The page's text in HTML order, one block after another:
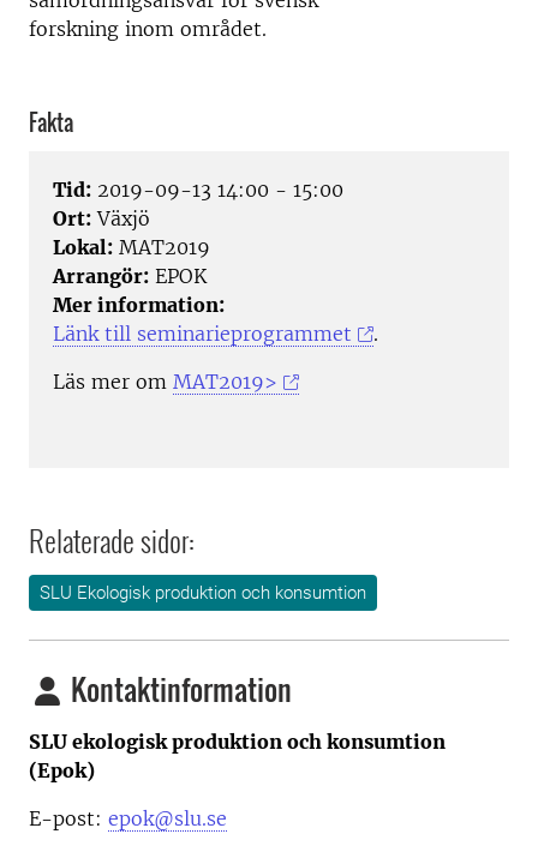
forskning inom området.
Fakta
Tid: 2019-09-13 14:00 - 15:00
Ort: Växjö
Lokal: MAT2019
Arrangör: EPOK
Mer information:
Länk till seminarieprogrammet
.
Läs mer om MAT2019>
Relaterade sidor:
SLU Ekologisk produktion och konsumtion
Kontaktinformation
SLU ekologisk produktion och konsumtion
(Epok)
E-post: epok@slu.se